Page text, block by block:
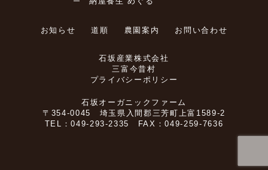
野菜くずや雑草は、コンポストで堆肥にし循
「あまり畑に行けない」という方のために
定期利用
プレミアムサポート
「今月は畑に行けない」という方のために
作方法を学びたい
ReDAICHI もしくは くぬぎの森環境塾
夏の一時期を除けば、週に１回程度で大丈夫で
す。週１がどうしても難しい方のために、サポー
トプランもご用意しています。
お知らせ 道順 農園案内 お問い合わせ
石坂産業株式会社
三富今昔村
プライバシーポリシー
石坂オーガニックファーム
〒354-0045 埼玉県入間郡三芳町上富1589-2
TEL：049-293-2335 FAX：049-259-7636